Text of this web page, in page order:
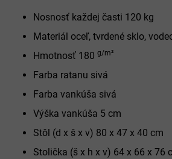
Nosnosť každej časti 120 kg
Materiál oceľ, tvrdené sklo,
Hmotnosť 180 g/m²
Farba ratanu sivá
Farba vankúša sivá
Výška vankúša 5 cm
Stôl (d x š x v) 80 x 47 x 40 cm
Stolička (š x h x v) 64 x 66 x 76